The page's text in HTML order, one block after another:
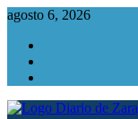
agosto 6, 2026